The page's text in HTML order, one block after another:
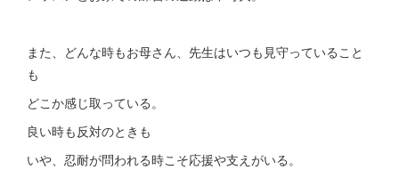
また、どんな時もお母さん、先生はいつも見守っていること
も
どこか感じ取っている。
良い時も反対のときも
いや、忍耐が問われる時こそ応援や支えがいる。